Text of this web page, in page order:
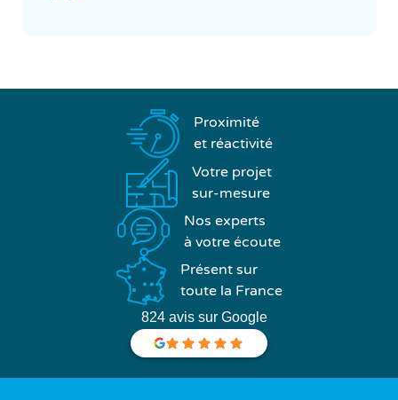
Proximité
et réactivité
Votre projet
sur-mesure
Nos experts
à votre écoute
Présent sur
toute la France
824 avis sur Google